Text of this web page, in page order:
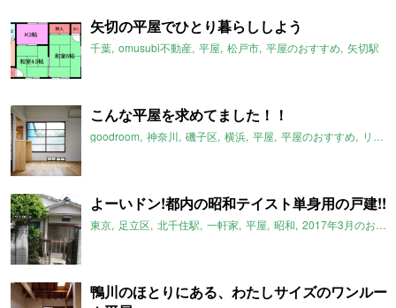
矢切の平屋でひとり暮らししよう
千葉 omusubi不動産 平屋 松戸市 平屋のおすすめ 矢切駅
こんな平屋を求めてました！！
goodroom 神奈川 磯子区 横浜 平屋 平屋のおすすめ リノベーション
よーいドン!都内の昭和テイスト単身用の戸建!!
東京 足立区 北千住駅 一軒家 平屋 昭和 2017年3月のおすすめ
鴨川のほとりにある、わたしサイズのワンルー